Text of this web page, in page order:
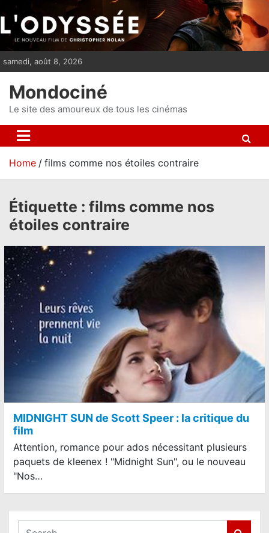
i
p
n
t
samedi, août 8, 2026
Mondociné
Le site des amoureux de tous les cinémas
Home films comme nos étoiles contraire
Étiquette : films comme nos
étoiles contraire
MIDNIGHT SUN de Scott Speer : la critique du
film
Attention, romance pour ados nécessitant plusieurs
paquets de kleenex ! "Midnight Sun", ou le nouveau
"Nos…